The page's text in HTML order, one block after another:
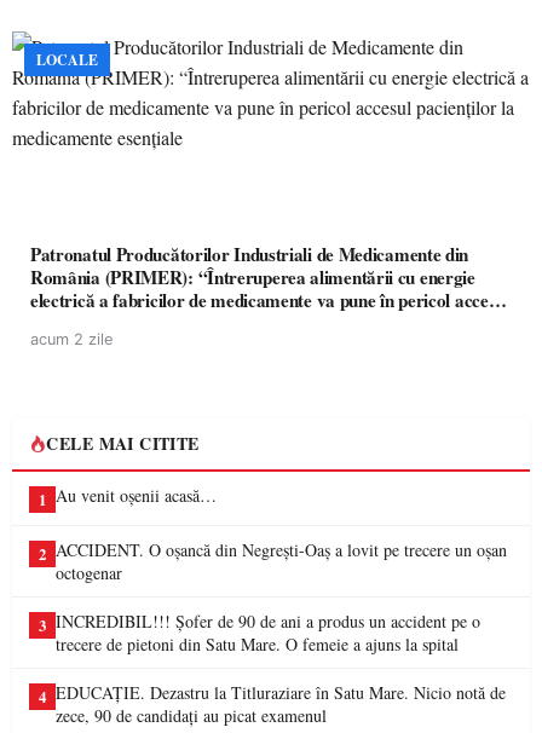
LOCALE
Patronatul Producătorilor Industriali de Medicamente din
România (PRIMER): “Întreruperea alimentării cu energie
electrică a fabricilor de medicamente va pune în pericol accesul
acum 2 zile
CELE MAI CITITE
1 Au venit oșenii acasă…
2 ACCIDENT. O oșancă din Negrești-Oaș a lovit pe trecere un oșan
octogenar
3 INCREDIBIL!!! Șofer de 90 de ani a produs un accident pe o
trecere de pietoni din Satu Mare. O femeie a ajuns la spital
4 EDUCAȚIE. Dezastru la Titluraziare în Satu Mare. Nicio notă de
zece, 90 de candidați au picat examenul